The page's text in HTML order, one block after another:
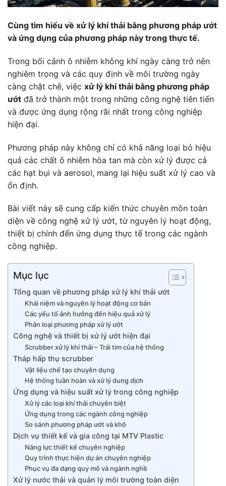
Cùng tìm hiểu về xử lý khí thải bằng phương pháp ướt
và ứng dụng của phương pháp này trong thực tế.
Trong bối cảnh ô nhiễm không khí ngày càng trở nên
nghiêm trọng và các quy định về môi trường ngày
càng chặt chẽ, việc xử lý khí thải bằng phương pháp
ướt đã trở thành một trong những công nghệ tiên tiến
và được ứng dụng rộng rãi nhất trong công nghiệp
hiện đại.
Phương pháp này không chỉ có khả năng loại bỏ hiệu
quả các chất ô nhiễm hòa tan mà còn xử lý được cả
các hạt bụi và aerosol, mang lại hiệu suất xử lý cao và
ổn định.
Bài viết này sẽ cung cấp kiến thức chuyên môn toàn
diện về công nghệ xử lý ướt, từ nguyên lý hoạt động,
thiết bị chính đến ứng dụng thực tế trong các ngành
công nghiệp.
Mục lục
Tổng quan về phương pháp xử lý khí thải ướt
Khái niệm và nguyên lý hoạt động cơ bản
Các yếu tố ảnh hưởng đến hiệu quả xử lý
Phân loại phương pháp xử lý ướt
Công nghệ và thiết bị xử lý ướt hiện đại
Scrubber xử lý khí thải – Trái tim của hệ thống
Tháp hấp thụ scrubber
Vật liệu chế tạo chuyên dụng
Hệ thống tuần hoàn và xử lý dung dịch
Ứng dụng và hiệu suất xử lý trong công nghiệp
Xử lý các loại khí thải chuyên biệt
Ứng dụng trong các ngành công nghiệp
So sánh phương pháp ướt và khô
Dịch vụ thiết kế và gia công tại MTV Plastic
Năng lực thiết kế chuyên nghiệp
Quy trình thực hiện dự án chuyên nghiệp
Phục vụ đa dạng quy mô và ngành nghề
Xử lý nước thải và quản lý môi trường toàn diện